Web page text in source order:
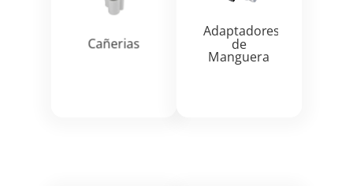
Cañerias
 Adaptadores
de
Manguera
